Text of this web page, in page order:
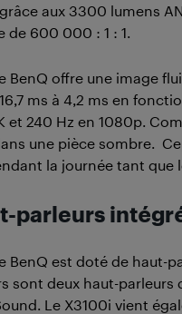
aux 3300 lumens
de 600 000 : 1 : 1.
BenQ offre une image
ms à 4,2 ms en
et 240 Hz en 1080p.
une pièce sombre.
la journée tant que
parleurs
BenQ est doté de haut-
sont deux haut-
Le X3100i vient